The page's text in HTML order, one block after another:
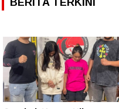
BERITA TERKINI